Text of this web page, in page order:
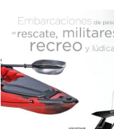
marítimo
embarcaciones